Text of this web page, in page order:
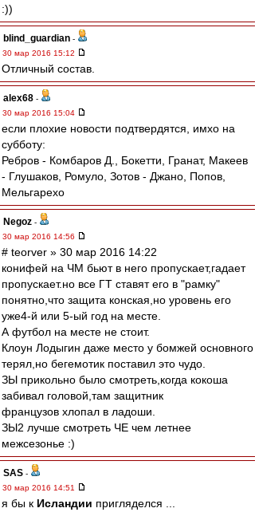
:))
blind_guardian -
30 мар 2016 15:12
Отличный состав.
alex68 -
30 мар 2016 15:04
если плохие новости подтвердятся, имхо на
субботу:
Ребров - Комбаров Д., Бокетти, Гранат, Макеев
- Глушаков, Ромуло, Зотов - Джано, Попов,
Мельгарехо
Negoz -
30 мар 2016 14:56
# teorver » 30 мар 2016 14:22
конифей на ЧМ бьют в него пропускает,гадает
пропускает.но все ГТ ставят его в "рамку"
понятно,что защита конская,но уровень его
уже4-й или 5-ый год на месте.
А футбол на месте не стоит.
Клоун Лодыгин даже место у бомжей основного
терял,но бегемотик поставил это чудо.
ЗЫ прикольно было смотреть,когда кокоша
забивал головой,там защитник
французов хлопал в ладоши.
ЗЫ2 лучше смотреть ЧЕ чем летнее
межсезонье :)
SAS -
30 мар 2016 14:51
я бы к Исландии пригляделся ...